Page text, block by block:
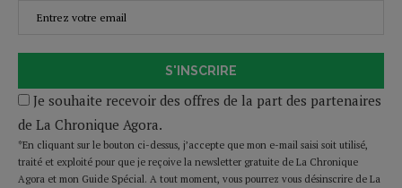
S'INSCRIRE
Je souhaite recevoir des offres de la part des partenaires
de La Chronique Agora.
*En cliquant sur le bouton ci-dessus, j’accepte que mon e-mail saisi soit utilisé,
traité et exploité pour que je reçoive la newsletter gratuite de La Chronique
Agora et mon Guide Spécial. A tout moment, vous pourrez vous désinscrire de La